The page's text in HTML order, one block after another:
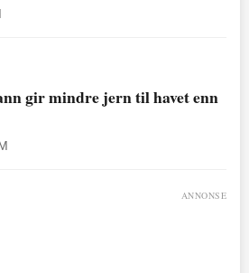
gir mindre jern til havet enn
ANNONSE